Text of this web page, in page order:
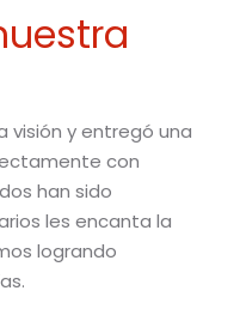
visión y entregó una
con
han sido
les encanta la
logrando